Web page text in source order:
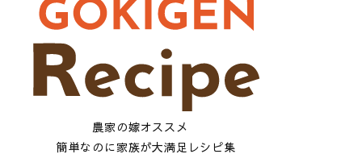
農家の嫁オススメ
簡単なのに家族が大満足レシピ集
ー 詳しく検索 ー
食材
全レシピ じゃがいも